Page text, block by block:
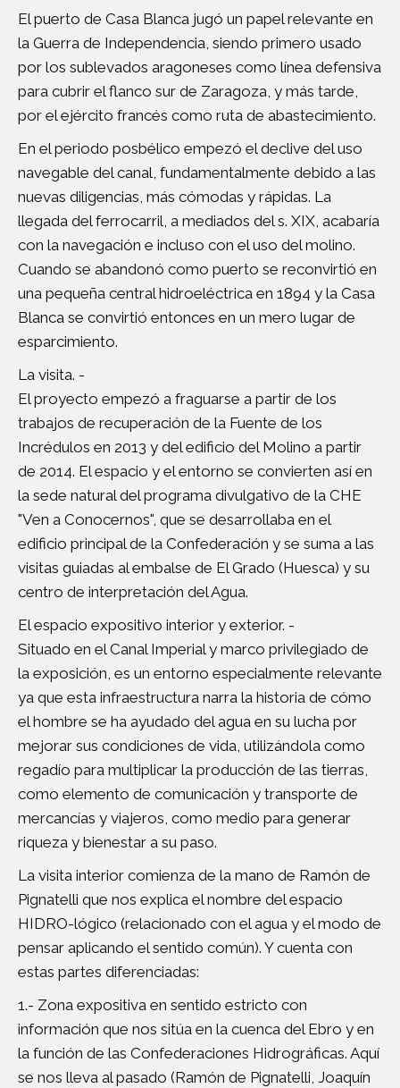
El puerto de Casa Blanca jugó un papel relevante en
la Guerra de Independencia, siendo primero usado
por los sublevados aragoneses como línea defensiva
para cubrir el flanco sur de Zaragoza, y más tarde,
por el ejército francés como ruta de abastecimiento.
En el periodo posbélico empezó el declive del uso
navegable del canal, fundamentalmente debido a las
nuevas diligencias, más cómodas y rápidas. La
llegada del ferrocarril, a mediados del s. XIX, acabaría
con la navegación e incluso con el uso del molino.
Cuando se abandonó como puerto se reconvirtió en
una pequeña central hidroeléctrica en 1894 y la Casa
Blanca se convirtió entonces en un mero lugar de
esparcimiento.
La visita. -
El proyecto empezó a fraguarse a partir de los
trabajos de recuperación de la Fuente de los
Incrédulos en 2013 y del edificio del Molino a partir
de 2014. El espacio y el entorno se convierten así en
la sede natural del programa divulgativo de la CHE
"Ven a Conocernos", que se desarrollaba en el
edificio principal de la Confederación y se suma a las
visitas guiadas al embalse de El Grado (Huesca) y su
centro de interpretación del Agua.
El espacio expositivo interior y exterior. -
Situado en el Canal Imperial y marco privilegiado de
la exposición, es un entorno especialmente relevante
ya que esta infraestructura narra la historia de cómo
el hombre se ha ayudado del agua en su lucha por
mejorar sus condiciones de vida, utilizándola como
regadío para multiplicar la producción de las tierras,
como elemento de comunicación y transporte de
mercancías y viajeros, como medio para generar
riqueza y bienestar a su paso.
La visita interior comienza de la mano de Ramón de
Pignatelli que nos explica el nombre del espacio
HIDRO-lógico (relacionado con el agua y el modo de
pensar aplicando el sentido común). Y cuenta con
estas partes diferenciadas:
1.- Zona expositiva en sentido estricto con
información que nos sitúa en la cuenca del Ebro y en
la función de las Confederaciones Hidrográficas. Aquí
se nos lleva al pasado (Ramón de Pignatelli, Joaquín